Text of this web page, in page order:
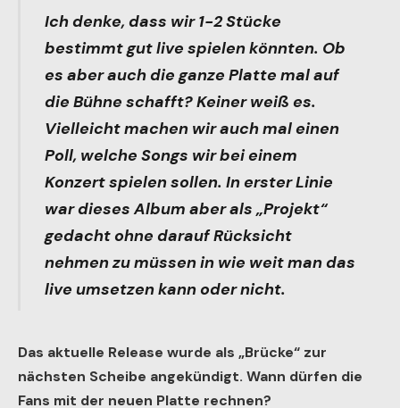
Ich denke, dass wir 1-2 Stücke
bestimmt gut live spielen könnten. Ob
es aber auch die ganze Platte mal auf
die Bühne schafft? Keiner weiß es.
Vielleicht machen wir auch mal einen
Poll, welche Songs wir bei einem
Konzert spielen sollen. In erster Linie
war dieses Album aber als „Projekt“
gedacht ohne darauf Rücksicht
nehmen zu müssen in wie weit man das
live umsetzen kann oder nicht.
Das aktuelle Release wurde als „Brücke“ zur
nächsten Scheibe angekündigt. Wann dürfen die
Fans mit der neuen Platte rechnen?